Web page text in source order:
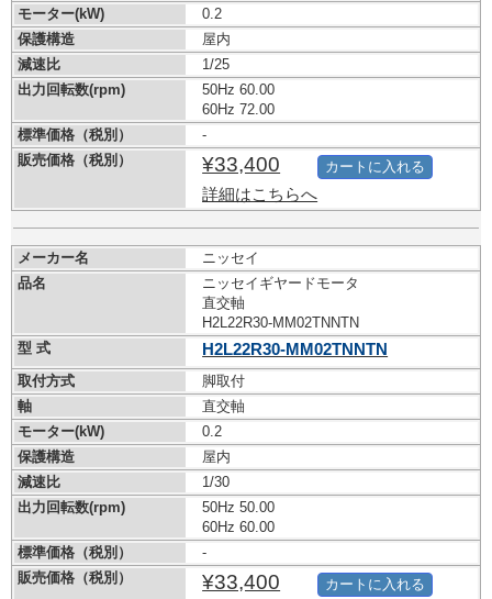
モーター(kW)
0.2
保護構造
屋内
減速比
1/25
出力回転数(rpm)
50Hz 60.00
60Hz 72.00
標準価格（税別）
-
販売価格（税別）
¥33,400
詳細はこちらへ
カートに入れる
メーカー名
ニッセイ
品名
ニッセイギヤードモータ
直交軸
H2L22R30-MM02TNNTN
型 式
H2L22R30-MM02TNNTN
取付方式
脚取付
軸
直交軸
モーター(kW)
0.2
保護構造
屋内
減速比
1/30
出力回転数(rpm)
50Hz 50.00
60Hz 60.00
標準価格（税別）
-
販売価格（税別）
¥33,400 カートに入れる